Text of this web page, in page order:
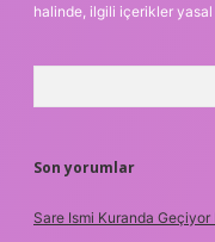
halinde, ilgili içerikler yasal
Son yorumlar
Sare Ismi Kuranda Geçiyor